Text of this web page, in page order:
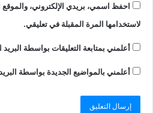
احفظ اسمي، بريدي الإلكتروني، والموقع
لاستخدامها المرة المقبلة في تعليقي.
أعلمني بمتابعة التعليقات بواسطة البريد
أعلمني بالمواضيع الجديدة بواسطة